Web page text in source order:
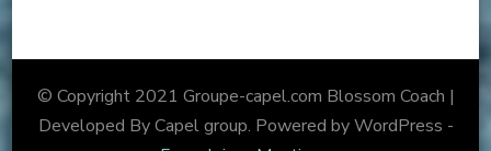
© Copyright 2021 Groupe-capel.com Blossom Coach |
Developed By Capel group. Powered by WordPress -